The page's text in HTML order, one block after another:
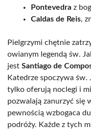
Pontevedra z
Caldas de Reis,
Pielgrzymi chętnie
owianym legendą św.
jest Santiago de
Katedrze spoczywa św.
tylko oferują noclegi i
pozwalają zanurzyć się
pewnością wzbogaca
podróży. Każde z tych